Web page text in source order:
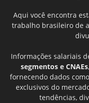
Aqui você encontra
trabalho brasileiro de
Informações salariais
segmentos e CNAEs
fornecendo dados como
exclusivos do
tendências,